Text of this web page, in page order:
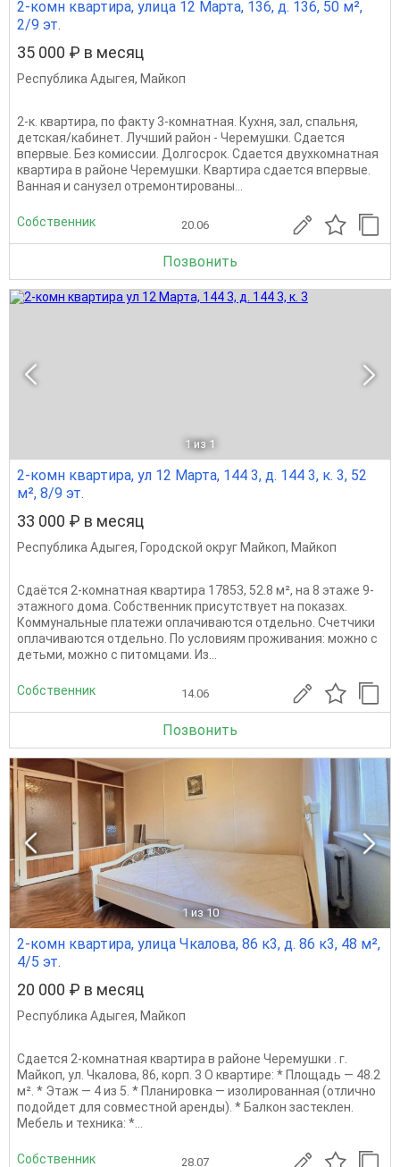
2-комн квартира, улица 12 Марта, 136, д. 136, 50 м²,
2/9 эт.
35 000 ₽ в месяц
Республика Адыгея, Майкоп
2-к. квартира, по факту 3-комнатная. Кухня, зал, спальня,
детская/кабинет. Лучший район - Черемушки. Сдается
впервые. Без комиссии. Долгосрок. Сдается двухкомнатная
квартира в районе Черемушки. Квартира сдается впервые.
Ванная и санузел отремонтированы...
Собственник 20.06
Позвонить
1 из 1
2-комн квартира, ул 12 Марта, 144 3, д. 144 3, к. 3, 52
м², 8/9 эт.
33 000 ₽ в месяц
Республика Адыгея, Городской округ Майкоп, Майкоп
Сдаётся 2-комнатная квартира 17853, 52.8 м², на 8 этаже 9-
этажного дома. Собственник присутствует на показах.
Коммунальные платежи оплачиваются отдельно. Счетчики
оплачиваются отдельно. По условиям проживания: можно с
детьми, можно с питомцами. Из...
Собственник 14.06
Позвонить
1 из 10
2-комн квартира, улица Чкалова, 86 к3, д. 86 к3, 48 м²,
4/5 эт.
20 000 ₽ в месяц
Республика Адыгея, Майкоп
Сдается 2-комнатная квартира в районе Черемушки . г.
Майкоп, ул. Чкалова, 86, корп. 3 О квартире: * Площадь — 48.2
м². * Этаж — 4 из 5. * Планировка — изолированная (отлично
подойдет для совместной аренды). * Балкон застеклен.
Мебель и техника: *...
Собственник 28.07